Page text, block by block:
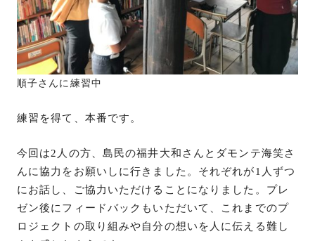
順子さんに練習中
練習を得て、本番です。
今回は2人の方、島民の福井大和さんとダモンテ海笑さ
んに協力をお願いしに行きました。それぞれが1人ずつ
にお話し、ご協力いただけることになりました。プレ
ゼン後にフィードバックもいただいて、これまでのプ
ロジェクトの取り組みや自分の想いを人に伝える難し